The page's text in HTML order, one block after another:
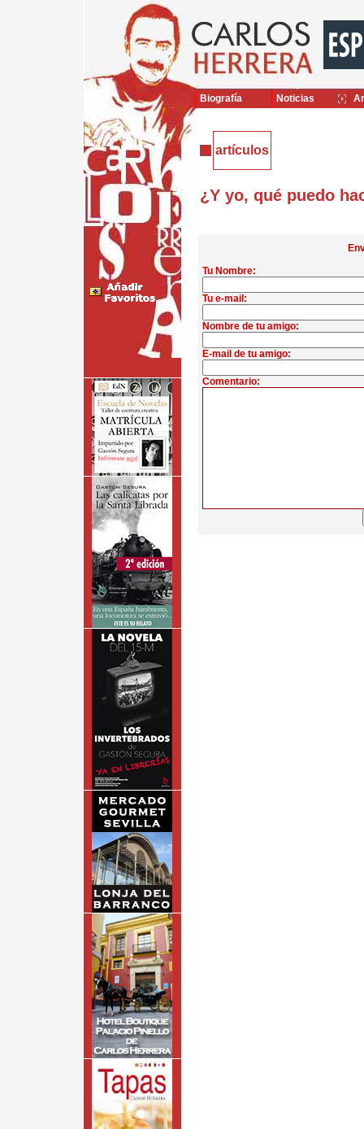
artículos
¿Y yo, qué puedo
Tu Nombre:
Tu e-mail:
Nombre de tu amigo:
E-mail de tu amigo:
Comentario:
Biografía Noticias